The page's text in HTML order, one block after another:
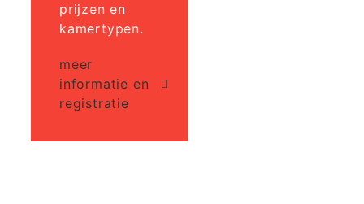
prijzen en
kamertypen.
meer
informatie en
registratie